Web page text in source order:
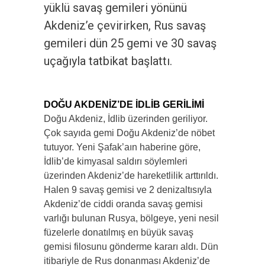
yüklü savaş gemileri yönünü
Akdeniz’e çevirirken, Rus savaş
gemileri dün 25 gemi ve 30 savaş
uçağıyla tatbikat başlattı.
DOĞU AKDENİZ’DE İDLİB GERİLİMİ
Doğu Akdeniz, İdlib üzerinden geriliyor.
Çok sayıda gemi Doğu Akdeniz’de nöbet
tutuyor. Yeni Şafak’aın haberine göre,
İdlib’de kimyasal saldırı söylemleri
üzerinden Akdeniz’de hareketlilik arttırıldı.
Halen 9 savaş gemisi ve 2 denizaltısıyla
Akdeniz’de ciddi oranda savaş gemisi
varlığı bulunan Rusya, bölgeye, yeni nesil
füzelerle donatılmış en büyük savaş
gemisi filosunu gönderme kararı aldı. Dün
itibariyle de Rus donanması Akdeniz’de